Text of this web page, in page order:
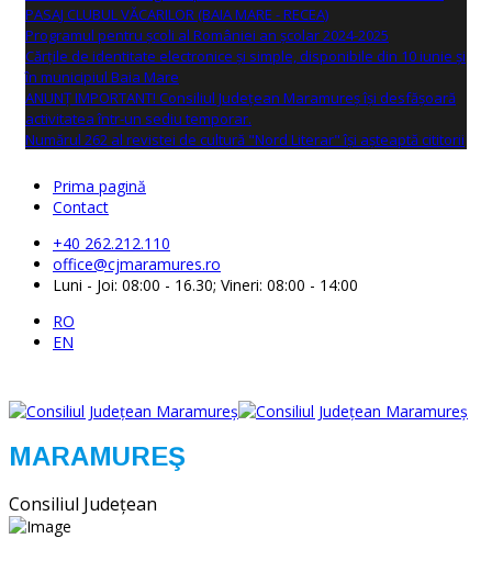
PASAJ CLUBUL VĂCARILOR (BAIA MARE - RECEA)
Programul pentru școli al României an școlar 2024-2025
Cărțile de identitate electronice și simple, disponibile din 10 iunie și
în municipiul Baia Mare
ANUNŢ IMPORTANT! Consiliul Județean Maramureș își desfășoară
activitatea într-un sediu temporar.
Numărul 262 al revistei de cultură "Nord Literar" își așteaptă cititorii
Prima pagină
Contact
+40 262.212.110
office@cjmaramures.ro
Luni - Joi: 08:00 - 16.30; Vineri: 08:00 - 14:00
RO
EN
MARAMUREŞ
Consiliul Judeţean